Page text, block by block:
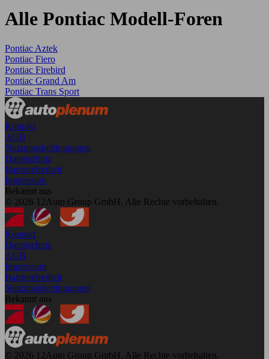
Alle Pontiac Modell-Foren
Pontiac Aztek
Pontiac Fiero
Pontiac Firebird
Pontiac Grand Am
Pontiac Trans Sport
Kontakt
AGB
Nutzungsbedingungen
Datenschutz
Barrierefreiheit
Impressum
Bekannt aus
© 2026 12Auto Group GmbH. Alle Rechte vorbehalten.
Kontakt
Datenschutz
AGB
Impressum
Barrierefreiheit
Nutzungsbedingungen
Bekannt aus
© 2026 12Auto Group GmbH. Alle Rechte vorbehalten.